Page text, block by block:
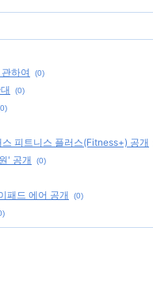
하여 (0)
(0)
피트니스 플러스(Fitness+) 공개
' 공개 (0)
패드 에어 공개 (0)